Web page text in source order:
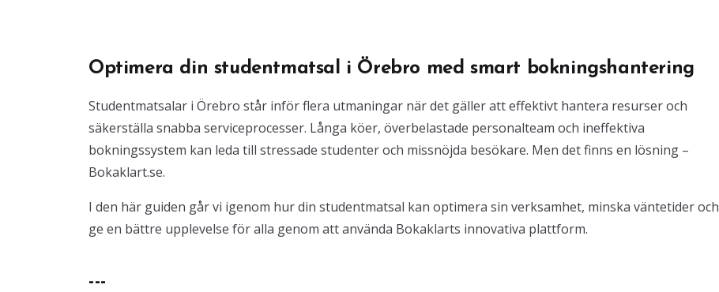
Optimera din studentmatsal i Örebro med smart bokningshantering
Studentmatsalar i Örebro står inför flera utmaningar när det gäller att effektivt hantera resurser och
säkerställa snabba serviceprocesser. Långa köer, överbelastade personalteam och ineffektiva
bokningssystem kan leda till stressade studenter och missnöjda besökare. Men det finns en lösning –
Bokaklart.se.
I den här guiden går vi igenom hur din studentmatsal kan optimera sin verksamhet, minska väntetider och
ge en bättre upplevelse för alla genom att använda Bokaklarts innovativa plattform.
---